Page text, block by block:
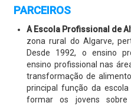
PARCEIROS
A Escola Profissional de
zona rural do Algarve,
Desde 1992, o ensino
ensino profissional nas
transformação de
principal função da
formar os jovens